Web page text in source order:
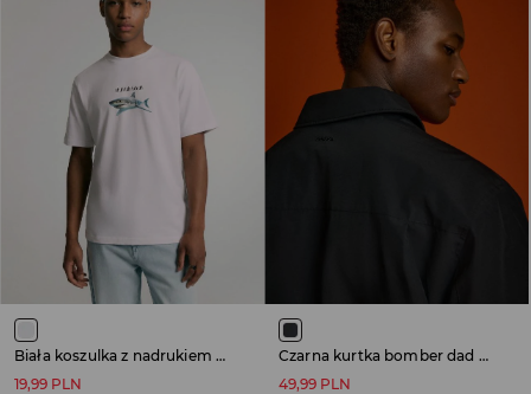
Biała koszulka z nadrukiem rekina
19,99 PLN
Czarna kurtka bomber dad fit z kołnierzykiem
49,99 PLN